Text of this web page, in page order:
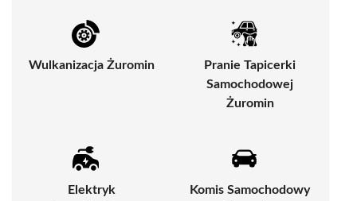
Wulkanizacja Żuromin
Pranie Tapicerki
Samochodowej
Żuromin
Elektryk
Komis Samochodowy